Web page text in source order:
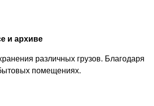
и архиве
различных грузов. Благодаря
помещениях.